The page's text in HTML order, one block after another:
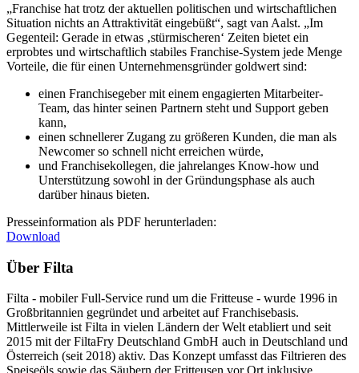
„Franchise hat trotz der aktuellen politischen und wirtschaftlichen
Situation nichts an Attraktivität eingebüßt“, sagt van Aalst. „Im
Gegenteil: Gerade in etwas ‚stürmischeren‘ Zeiten bietet ein
erprobtes und wirtschaftlich stabiles Franchise-System jede Menge
Vorteile, die für einen Unternehmensgründer goldwert sind:
einen Franchisegeber mit einem engagierten Mitarbeiter-
Team, das hinter seinen Partnern steht und Support geben
kann,
einen schnellerer Zugang zu größeren Kunden, die man als
Newcomer so schnell nicht erreichen würde,
und Franchisekollegen, die jahrelanges Know-how und
Unterstützung sowohl in der Gründungsphase als auch
darüber hinaus bieten.
Presseinformation als PDF herunterladen:
Download
Über Filta
Filta - mobiler Full-Service rund um die Fritteuse - wurde 1996 in
Großbritannien gegründet und arbeitet auf Franchisebasis.
Mittlerweile ist Filta in vielen Ländern der Welt etabliert und seit
2015 mit der FiltaFry Deutschland GmbH auch in Deutschland und
Österreich (seit 2018) aktiv. Das Konzept umfasst das Filtrieren des